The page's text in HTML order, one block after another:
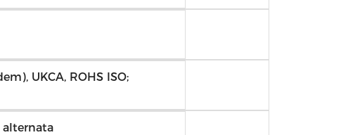
UKCA, ROHS ISO;